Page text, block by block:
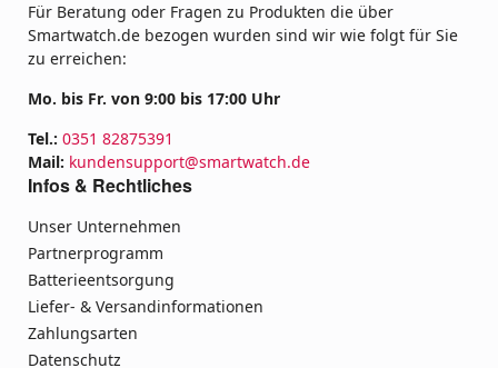
Für Beratung oder Fragen zu Produkten die über
Smartwatch.de bezogen wurden sind wir wie folgt für Sie
zu erreichen:
Mo. bis Fr. von 9:00 bis 17:00 Uhr
Tel.: 0351 82875391
Mail: kundensupport@smartwatch.de
Infos & Rechtliches
Unser Unternehmen
Partnerprogramm
Batterieentsorgung
Liefer- & Versandinformationen
Zahlungsarten
Datenschutz